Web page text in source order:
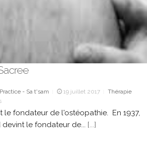
- Sa t'sam 19 juillet 2017
Thérapie
le fondateur de l'ostéopathie. En 1937,
le fondateur de... [...]